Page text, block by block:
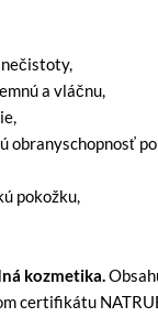
a vláčnu,
obranyschopnosť
pokožku,
kozmetika.
certifikátu